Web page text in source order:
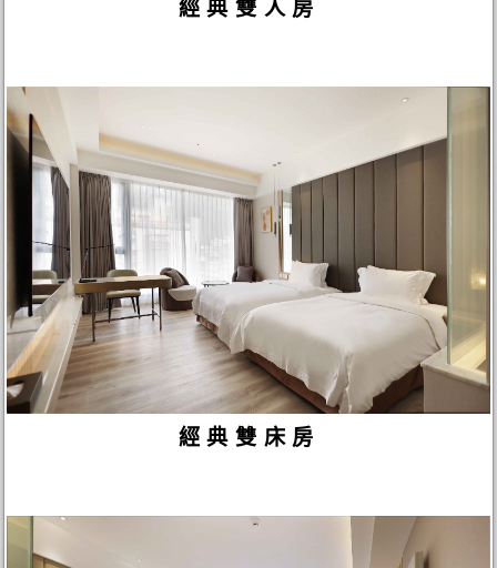
經典雙人房
經典雙床房